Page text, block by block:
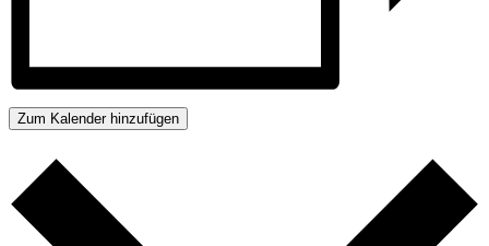
Zum Kalender hinzufügen